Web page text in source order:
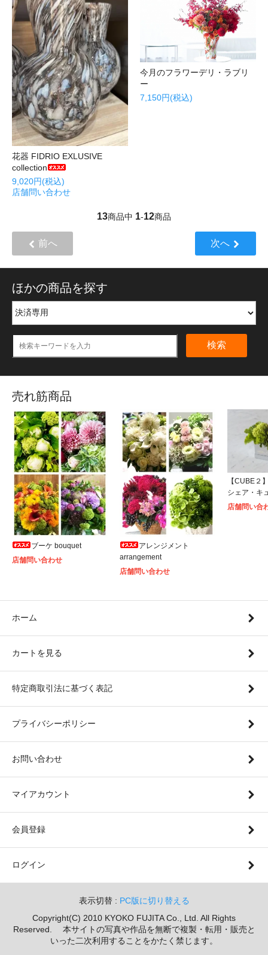
花器 FIDRIO EXLUSIVE
collection
9,020円(税込)
店舗問い合わせ
今月のフラワーデリ・ラブリ
ー
7,150円(税込)
13商品中 1-12商品
前へ 次へ
ほかの商品を探す
検索
売れ筋商品
ブーケ bouquet
店舗問い合わせ
アレンジメント
arrangement
店舗問い合わせ
【CUBE２
シェア・キ
店舗問い合
ホーム
カートを見る
特定商取引法に基づく表記
プライバシーポリシー
お問い合わせ
マイアカウント
会員登録
ログイン
表示切替 : PC版に切り替える
Copyright(C) 2010 KYOKO FUJITA Co., Ltd. All Rights
Reserved. 本サイトの写真や作品を無断で複製・転用・販売と
いった二次利用することをかたく禁じます。